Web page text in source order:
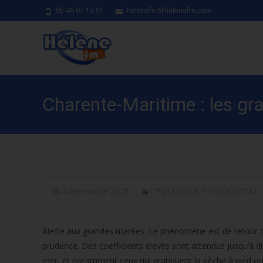
05 46 07 13 51 helenefm@helenefm.com
Charente-Maritime : les
Alerte aux grandes marées. Le phénomène est de
prudence. Des coefficients élevés sont attendus jusqu’à
mer, et notamment ceux qui pratiquent la pêche à pied